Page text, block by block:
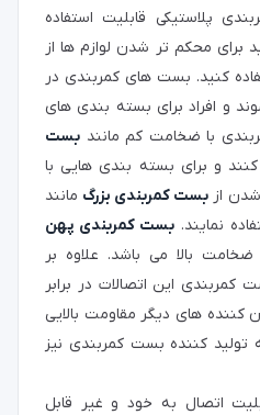
پلاستیکی قابلیت استفاده
برای محکم تر شدن لوازم ها از
کنید. بست های کمربندی در
و افراد برای بسته بندی های
با ضخامت کم مانند بست
کنند و برای بسته بندی هایی با
از بست کمربندی بزرگ مانند
نمایند. بست کمربندی پهن
بالا می باشد. علاوه بر
این اتصالات در برابر
کننده های دیگر مقاومت بالایی
تولید کننده بست کمربندی نیز
اتصال به خود و غیر قابل